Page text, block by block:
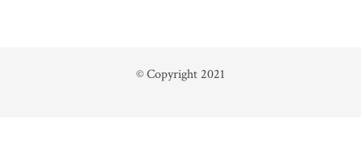
© Copyright 2021